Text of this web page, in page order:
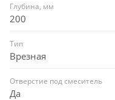
Глубина, мм
200
Тип
Врезная
Отверстие под смеситель
Да